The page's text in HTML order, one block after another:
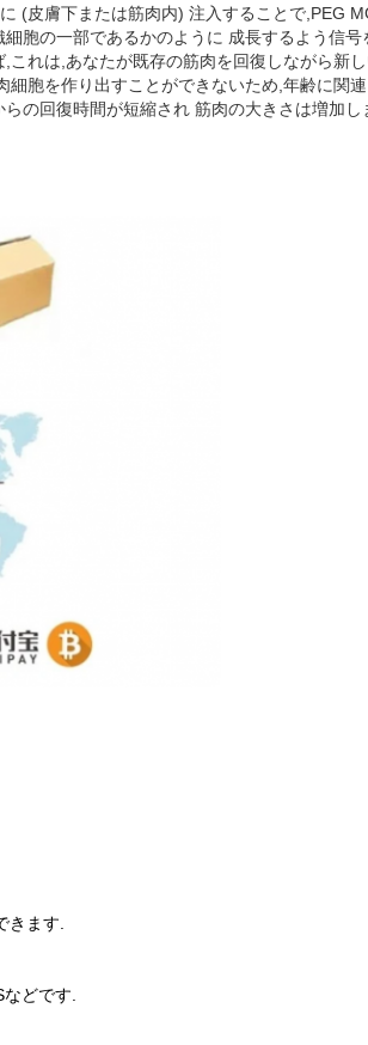
(皮膚下または筋肉内) 注入することで,PEG
胞の一部であるかのように 成長するよう信
れは,あなたが既存の筋肉を回復しながら新
胞を作り出すことができないため,年齢に関
の回復時間が短縮され 筋肉の大きさは増加し
きます.
どです.